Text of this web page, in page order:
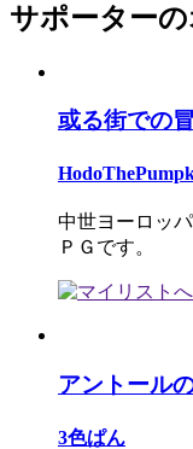
サポーター
或る街での
中世ヨーロッ
ＰＧです。
アントール
3色ぱん